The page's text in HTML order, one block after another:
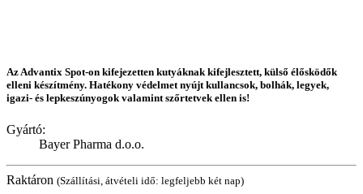
Az Advantix Spot-on kifejezetten kutyáknak kifejlesztett, külső élősködők
elleni készítmény. Hatékony védelmet nyújt kullancsok, bolhák, legyek,
igazi- és lepkeszúnyogok valamint szőrtetvek ellen is!
Gyártó:
Bayer Pharma d.o.o.
Raktáron (Szállítási, átvételi idő: legfeljebb két nap)